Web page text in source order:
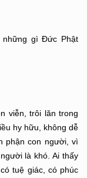
những gì Đức Phật
viễn, trôi lăn trong
hy hữu, không dễ
phận con người, vì
là khó. Ai thấy
tuệ giác, có phúc